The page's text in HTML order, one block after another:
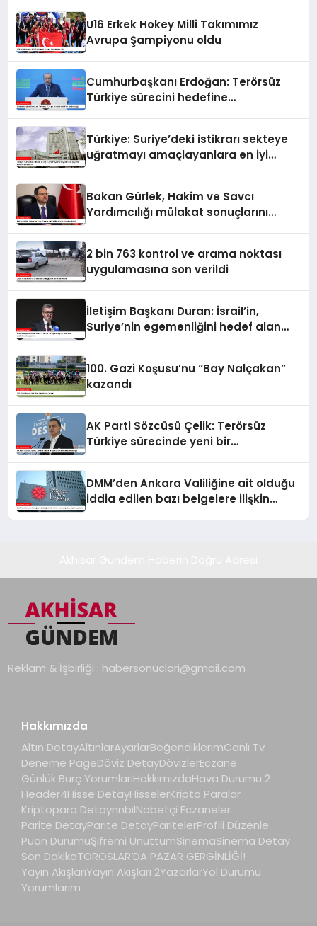
U16 Erkek Hokey Milli Takımımız
Avrupa Şampiyonu oldu
Cumhurbaşkanı Erdoğan: Terörsüz
Türkiye sürecini hedefine
Türkiye: Suriye’deki istikrarı sekteye
uğratmayı amaçlayanlara en iyi
Bakan Gürlek, Hakim ve Savcı
Yardımcılığı mülakat sonuçlarını
2 bin 763 kontrol ve arama noktası
uygulamasına son verildi
İletişim Başkanı Duran: İsrail’in,
Suriye’nin egemenliğini hedef alan
100. Gazi Koşusu’nu “Bay Nalçakan”
kazandı
AK Parti Sözcüsü Çelik: Terörsüz
Türkiye sürecinde yeni bir
DMM’den Ankara Valiliğine ait olduğu
iddia edilen bazı belgelere ilişkin
Reklam & İşbirliği : habersonuclari@gmail.com
Hakkımızda
Altın DetayAltınlarAyarlarBeğendiklerimCanlı Tv
Deneme PageDöviz DetayDövizlerEczane
Günlük Burç YorumlarıHakkımızdaHava Durumu 2
Header4Hisse DetayHisselerKripto Paralar
Kriptopara DetaynnbilNöbetçi Eczaneler
Parite DetayParite DetayParitelerProfili Düzenle
Puan DurumuŞifremi UnuttumSinemaSinema Detay
Son DakikaTOROSLAR’DA PAZAR GERGİNLİĞİ!
Yayın AkışlarıYayın Akışları 2YazarlarYol Durumu
Yorumlarım